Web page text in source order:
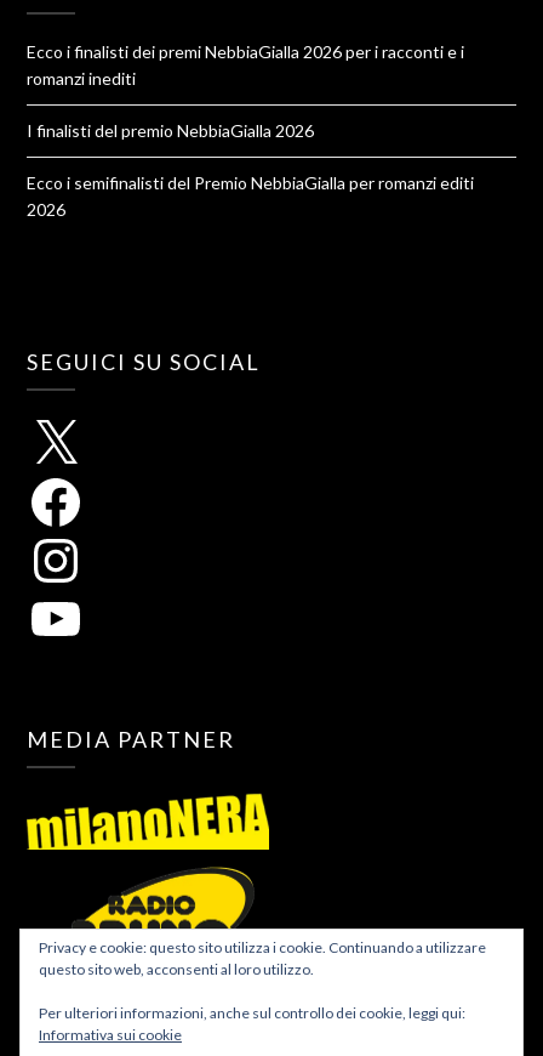
Ecco i finalisti dei premi NebbiaGialla 2026 per i racconti e i
romanzi inediti
I finalisti del premio NebbiaGialla 2026
Ecco i semifinalisti del Premio NebbiaGialla per romanzi editi
2026
SEGUICI SU SOCIAL
MEDIA PARTNER
Privacy e cookie: questo sito utilizza i cookie. Continuando a utilizzare
questo sito web, acconsenti al loro utilizzo.
Per ulteriori informazioni, anche sul controllo dei cookie, leggi qui:
Informativa sui cookie